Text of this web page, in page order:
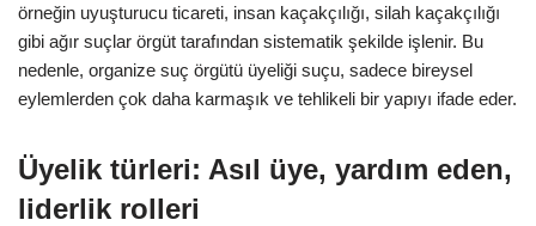
örneğin uyuşturucu ticareti, insan kaçakçılığı, silah kaçakçılığı
gibi ağır suçlar örgüt tarafından sistematik şekilde işlenir. Bu
nedenle, organize suç örgütü üyeliği suçu, sadece bireysel
eylemlerden çok daha karmaşık ve tehlikeli bir yapıyı ifade eder.
Üyelik türleri: Asıl üye, yardım eden,
liderlik rolleri